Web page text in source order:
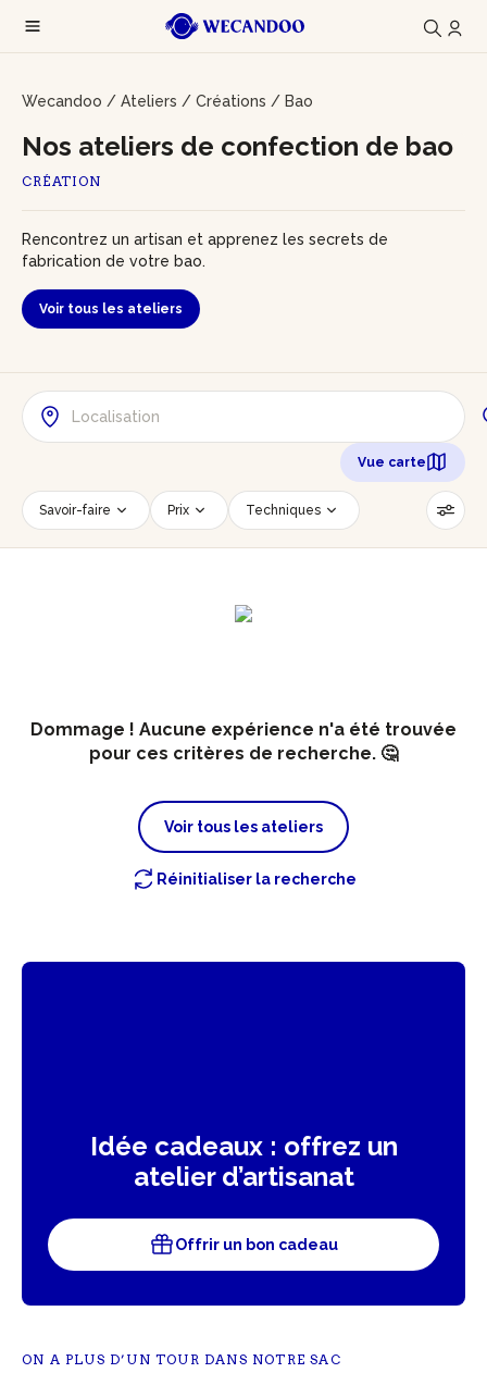
Wecandoo / Ateliers / Créations / Bao
CRÉATION
Nos ateliers de confection de bao
Rencontrez un artisan et apprenez les secrets de
fabrication de votre bao.
Voir tous les ateliers
Vue carte
Savoir-faire Prix Techniques
Date Créneau horaire
Dommage ! Aucune expérience n'a été trouvée
pour ces critères de recherche. 🤔
Voir tous les ateliers
Réinitialiser la recherche
Idée cadeaux : offrez un
atelier d’artisanat
Offrir un bon cadeau
ON A PLUS D’UN TOUR DANS NOTRE SAC